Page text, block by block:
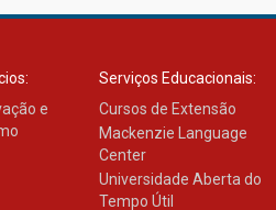
e
Serviços Educacionais:
Cursos de Extensão
Mackenzie Language
Center
Universidade Aberta do
Tempo Útil